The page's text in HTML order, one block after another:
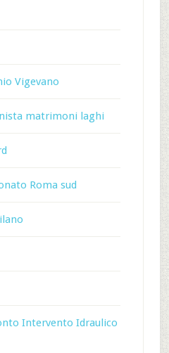
Vigevano
matrimoni laghi
Roma sud
Intervento Idraulico